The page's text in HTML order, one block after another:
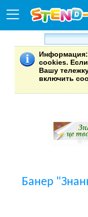
Информация
cookies.
Вашу
включить
Банер